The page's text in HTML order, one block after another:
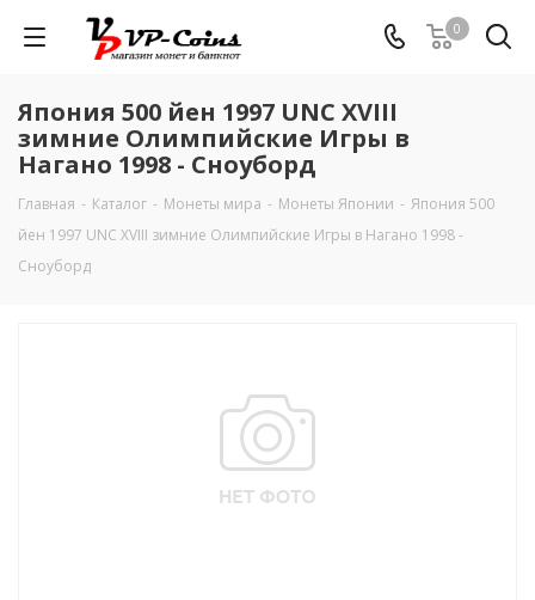
0
Япония 500 йен 1997 UNC XVIII
зимние Олимпийские Игры в
Нагано 1998 - Сноуборд
Главная - Каталог - Монеты мира - Монеты Японии - Япония 500
йен 1997 UNC XVIII зимние Олимпийские Игры в Нагано 1998 -
Сноуборд